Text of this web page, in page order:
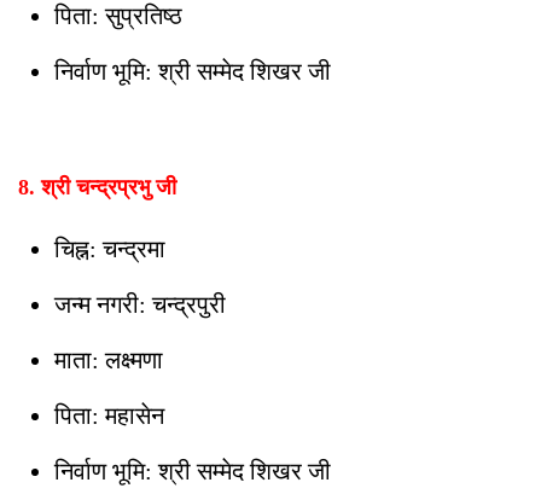
पिता: सुप्रतिष्ठ
निर्वाण भूमि: श्री सम्मेद शिखर जी
8. श्री चन्द्रप्रभु जी
चिह्न: चन्द्रमा
जन्म नगरी: चन्द्रपुरी
माता: लक्ष्मणा
पिता: महासेन
निर्वाण भूमि: श्री सम्मेद शिखर जी